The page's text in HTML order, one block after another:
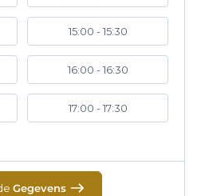
15:00 - 15:30
16:00 - 16:30
17:00 - 17:30
Gegevens